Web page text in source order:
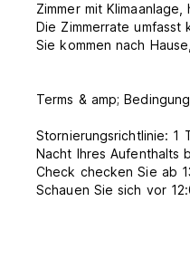
Zimmer mit
Die Zimmerrate umfasst
Sie kommen nach
Terms & amp;
Stornierungsrichtlinie: 1
Nacht Ihres Aufenthalts
Check checken Sie ab
Schauen Sie sich vor